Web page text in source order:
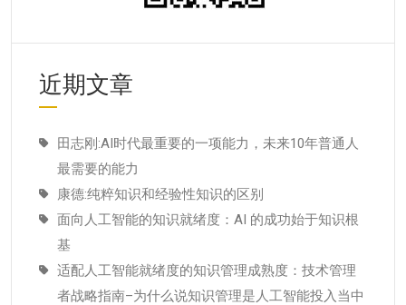
近期文章
田志刚:AI时代最重要的一项能力，未来10年普通人
最需要的能力
康德:纯粹知识和经验性知识的区别
面向人工智能的知识就绪度：AI 的成功始于知识根
基
适配人工智能就绪度的知识管理成熟度：技术管理
者战略指南–为什么说知识管理是人工智能投入当中